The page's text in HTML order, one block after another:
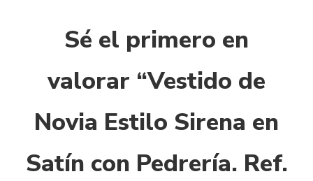
Sé el primero en
valorar “Vestido de
Novia Estilo Sirena en
Satín con Pedrería. Ref.